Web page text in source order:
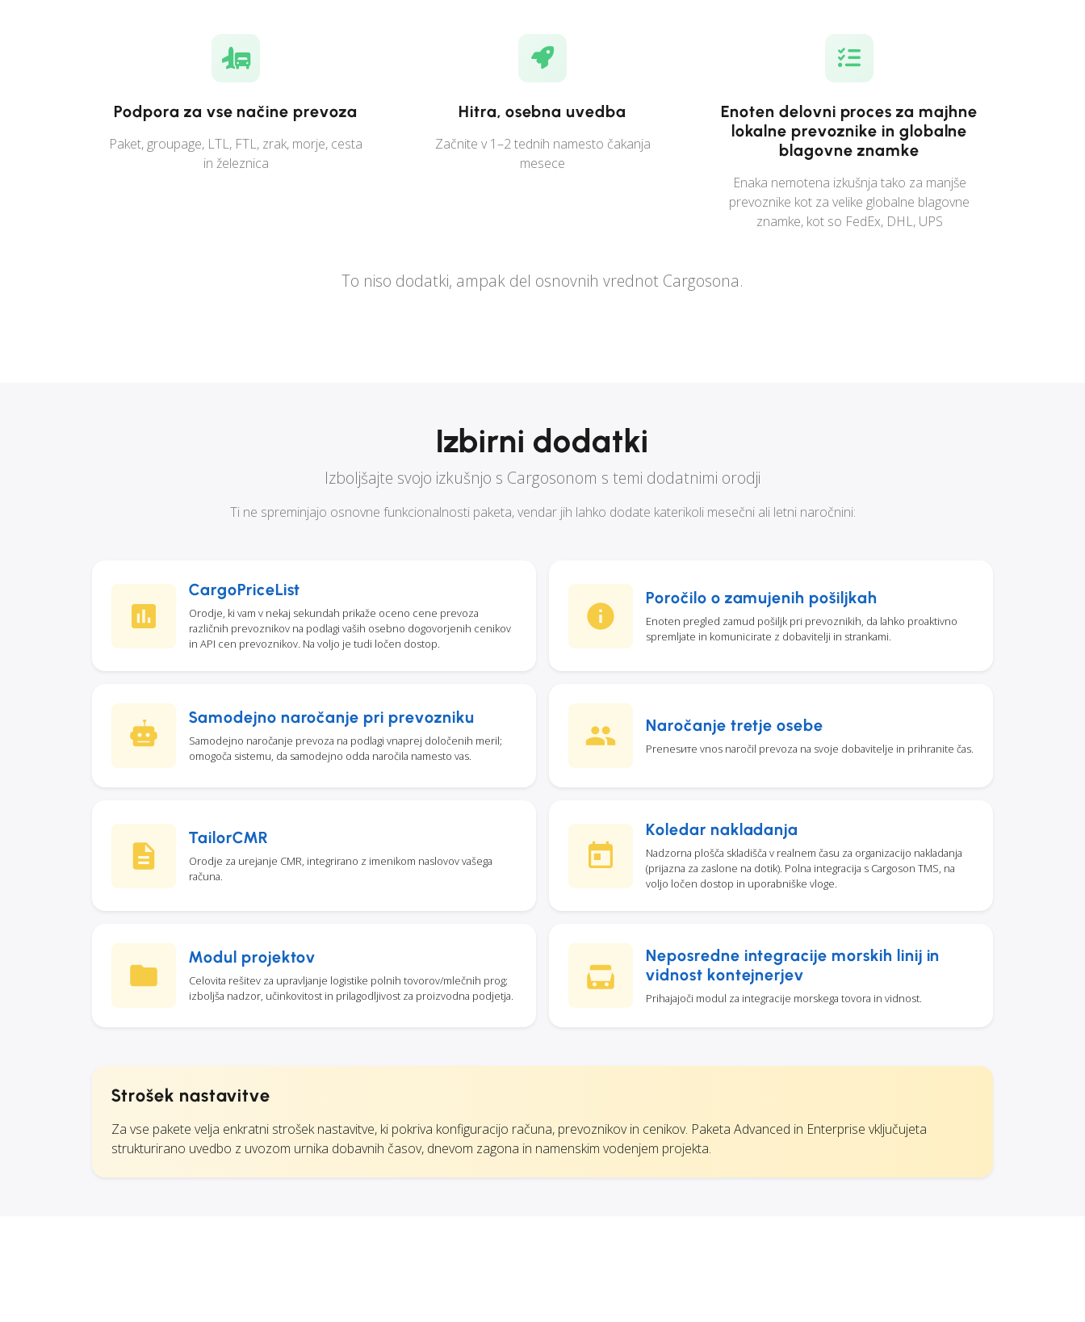
Podpora za vse načine prevoza
Paket, groupage, LTL, FTL, zrak, morje, cesta
in železnica
Hitra, osebna uvedba
Začnite v 1–2 tednih namesto čakanja
mesece
Enoten delovni proces za majhne
lokalne prevoznike in globalne
blagovne znamke
Enaka nemotena izkušnja tako za manjše
prevoznike kot za velike globalne blagovne
znamke, kot so FedEx, DHL, UPS
To niso dodatki, ampak del osnovnih vrednot Cargosona.
Izbirni dodatki
Izboljšajte svojo izkušnjo s Cargosonom s temi dodatnimi orodji
Ti ne spreminjajo osnovne funkcionalnosti paketa, vendar jih lahko dodate katerikoli mesečni ali letni naročnini:
CargoPriceList
Orodje, ki vam v nekaj sekundah prikaže oceno cene prevoza
različnih prevoznikov na podlagi vaših osebno dogovorjenih cenikov
in API cen prevoznikov. Na voljo je tudi ločen dostop.
Poročilo o zamujenih pošiljkah
Enoten pregled zamud pošiljk pri prevoznikih, da lahko proaktivno
spremljate in komunicirate z dobavitelji in strankami.
Samodejno naročanje pri prevozniku
Samodejno naročanje prevoza na podlagi vnaprej določenih meril;
omogoča sistemu, da samodejno odda naročila namesto vas.
Naročanje tretje osebe
Prenesите vnos naročil prevoza na svoje dobavitelje in prihranite čas.
TailorCMR
Orodje za urejanje CMR, integrirano z imenikom naslovov vašega
računa.
Koledar nakladanja
Nadzorna plošča skladišča v realnem času za organizacijo nakladanja
(prijazna za zaslone na dotik). Polna integracija s Cargoson TMS, na
voljo ločen dostop in uporabniške vloge.
Modul projektov
Celovita rešitev za upravljanje logistike polnih tovorov/mlečnih prog;
izboljša nadzor, učinkovitost in prilagodljivost za proizvodna podjetja.
Neposredne integracije morskih linij in
vidnost kontejnerjev
Prihajajoči modul za integracije morskega tovora in vidnost.
Strošek nastavitve
Za vse pakete velja enkratni strošek nastavitve, ki pokriva konfiguracijo računa, prevoznikov in cenikov. Paketa Advanced in Enterprise vključujeta
strukturirano uvedbo z uvozom urnika dobavnih časov, dnevom zagona in namenskim vodenjem projekta.